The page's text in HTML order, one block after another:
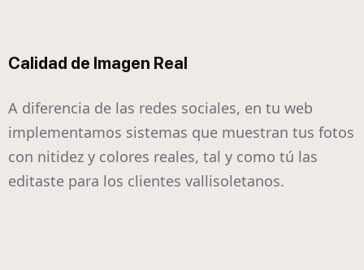
Calidad de Imagen Real
A diferencia de las redes sociales, en tu web
implementamos sistemas que muestran tus fotos
con nitidez y colores reales, tal y como tú las
editaste para los clientes vallisoletanos.